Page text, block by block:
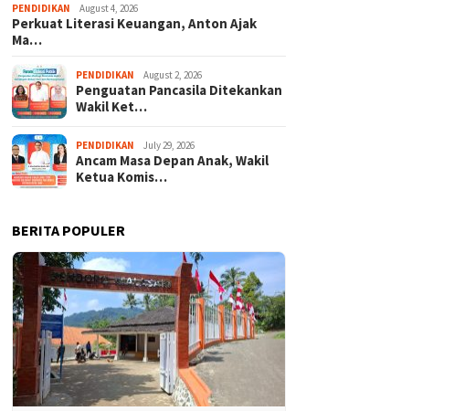
PENDIDIKAN August 4, 2026
Perkuat Literasi Keuangan, Anton Ajak
Ma…
PENDIDIKAN August 2, 2026
Penguatan Pancasila Ditekankan
Wakil Ket…
PENDIDIKAN July 29, 2026
Ancam Masa Depan Anak, Wakil
Ketua Komis…
BERITA POPULER